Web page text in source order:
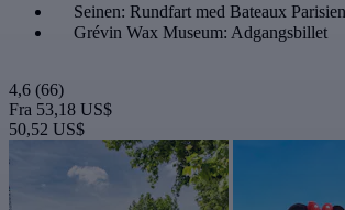
Seinen: Rundfart med Bateaux
Grévin Wax Museum: Adgangsbillet
4,6 (66)
Fra 53,18 US$
50,52 US$